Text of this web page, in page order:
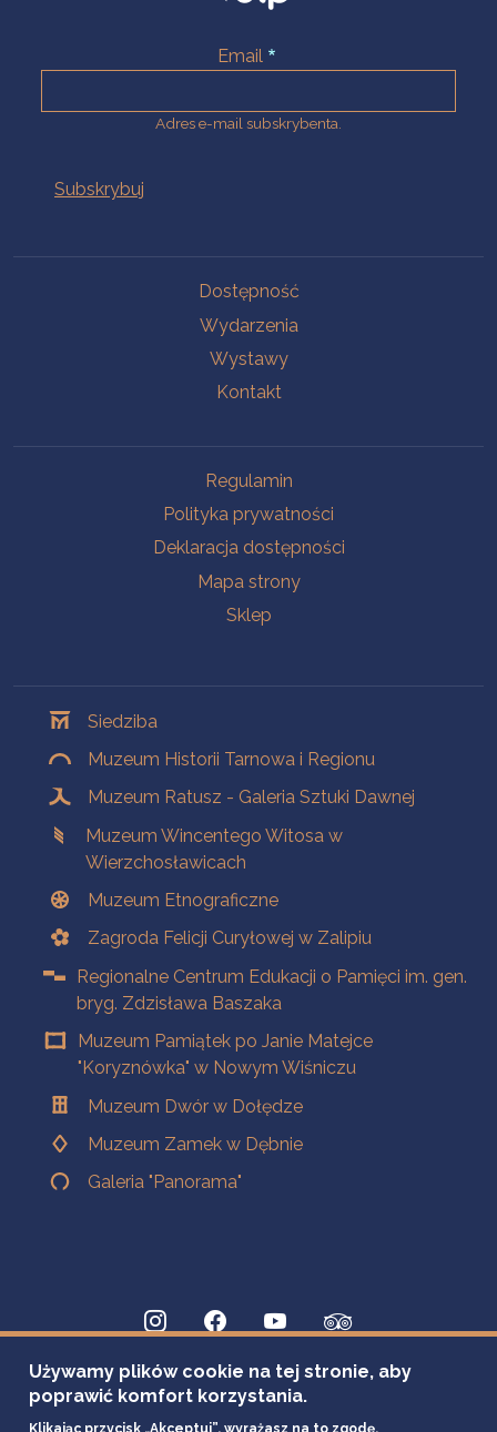
Email
Adres e-mail subskrybenta.
Dostępność
Wydarzenia
Wystawy
Kontakt
Regulamin
Polityka prywatności
Deklaracja dostępności
Mapa strony
Sklep
Siedziba
Muzeum Historii Tarnowa i Regionu
Muzeum Ratusz - Galeria Sztuki Dawnej
Muzeum Wincentego Witosa w
Wierzchosławicach
Muzeum Etnograficzne
Zagroda Felicji Curyłowej w Zalipiu
Regionalne Centrum Edukacji o Pamięci im. gen.
bryg. Zdzisława Baszaka
Muzeum Pamiątek po Janie Matejce
"Koryznówka" w Nowym Wiśniczu
Muzeum Dwór w Dołędze
Muzeum Zamek w Dębnie
Galeria "Panorama"
Używamy plików cookie na tej stronie, aby
poprawić komfort korzystania.
Klikając przycisk „Akceptuj”, wyrażasz na to zgodę.